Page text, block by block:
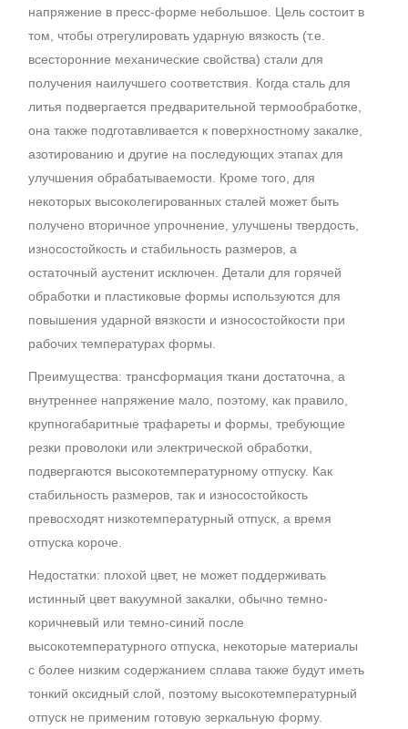
напряжение в пресс-форме небольшое. Цель состоит в
том, чтобы отрегулировать ударную вязкость (т.е.
всесторонние механические свойства) стали для
получения наилучшего соответствия. Когда сталь для
литья подвергается предварительной термообработке,
она также подготавливается к поверхностному закалке,
азотированию и другие на последующих этапах для
улучшения обрабатываемости. Кроме того, для
некоторых высоколегированных сталей может быть
получено вторичное упрочнение, улучшены твердость,
износостойкость и стабильность размеров, а
остаточный аустенит исключен. Детали для горячей
обработки и пластиковые формы используются для
повышения ударной вязкости и износостойкости при
рабочих температурах формы.
Преимущества: трансформация ткани достаточна, а
внутреннее напряжение мало, поэтому, как правило,
крупногабаритные трафареты и формы, требующие
резки проволоки или электрической обработки,
подвергаются высокотемпературному отпуску. Как
стабильность размеров, так и износостойкость
превосходят низкотемпературный отпуск, а время
отпуска короче.
Недостатки: плохой цвет, не может поддерживать
истинный цвет вакуумной закалки, обычно темно-
коричневый или темно-синий после
высокотемпературного отпуска, некоторые материалы
с более низким содержанием сплава также будут иметь
тонкий оксидный слой, поэтому высокотемпературный
отпуск не применим готовую зеркальную форму.